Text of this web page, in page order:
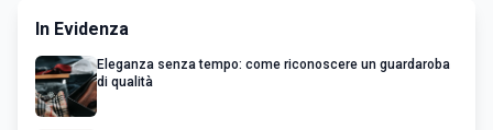
In Evidenza
Eleganza senza tempo: come riconoscere un guardaroba
di qualità